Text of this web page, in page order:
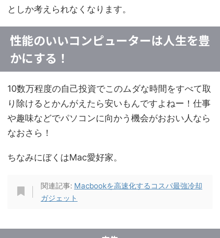
としか考えられなくなります。
性能のいいコンピューターは人生を豊
かにする！
10数万程度の自己投資でこのムダな時間をすべて取
り除けるとかんがえたら安いもんですよねー！仕事
や趣味などでパソコンに向かう機会がおおい人なら
なおさら！
ちなみにぼくはMac愛好家。
関連記事: Macbookを高速化するコスパ最強冷却
ガジェット